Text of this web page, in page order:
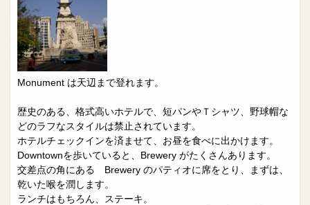
Monument は天辺まで登れます。
歴史のある、格式高いホテルで、短パンやＴシャツ、野球帽な
どのラフなスタイルは禁止されています。
ホテルチェックインを済ませて、お昼を食べに出かけます。
Downtownを歩いていると、Brewery がたくさんあります。
交差点の角にある Brewery のパティオに席をとり、まずは、
乾いた喉を潤します。
ランチはもちろん、ステーキ。